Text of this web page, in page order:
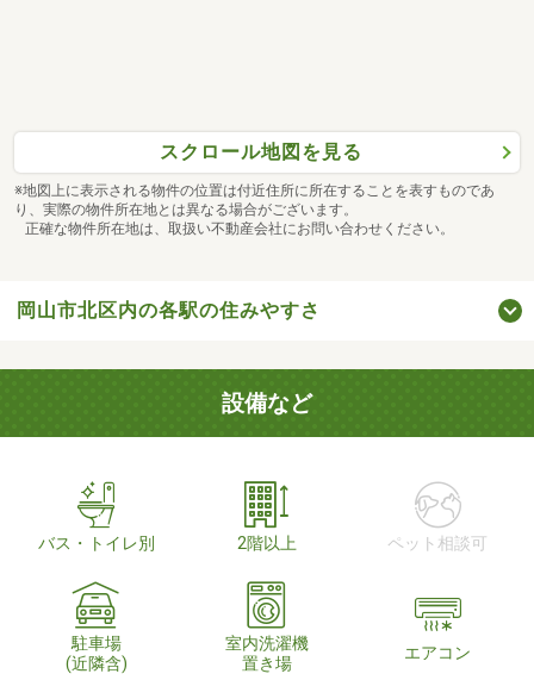
スクロール地図を見る
※地図上に表示される物件の位置は付近住所に所在することを表すものであ
り、実際の物件所在地とは異なる場合がございます。
正確な物件所在地は、取扱い不動産会社にお問い合わせください。
岡山市北区内の各駅の住みやすさ
設備など
バス・トイレ別 2階以上 ペット相談可
駐車場
(近隣含)
室内洗濯機
置き場
エアコン